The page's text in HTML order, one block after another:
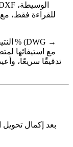
بعد إكمال تحويل